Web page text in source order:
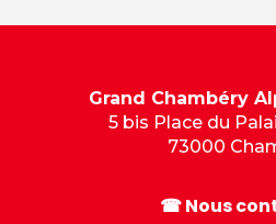
Grand Chambéry
5 bis Place du
73000
☎ Nous